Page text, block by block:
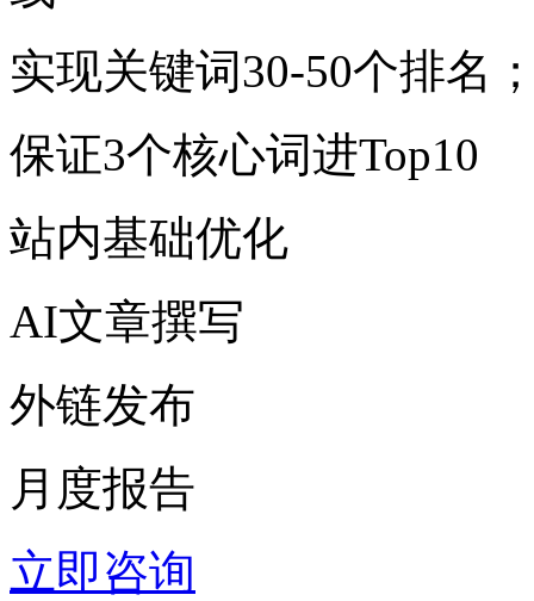
实现关键词30-50个排名
保证3个核心词进Top10
站内基础优化
AI文章撰写
外链发布
月度报告
立即咨询